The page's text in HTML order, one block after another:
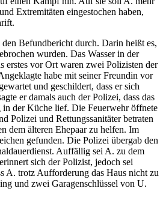
Extremitäten eingestochen haben,
Befundbericht durch. Darin heißt es,
wurden. Das Wasser in der
erstes vor Ort waren zwei Polizisten der
habe mit seiner Freundin vor
und geschildert, dass er sich
er damals auch der Polizei, dass das
in der Küche lief. Die Feuerwehr öffnete
Polizei und Rettungssanitäter betraten
dem älteren Ehepaar zu helfen. Im
gefunden. Die Polizei übergab den
Auffällig sei A. zu dem
sich der Polizist, jedoch sei
A. trotz Aufforderung das Haus nicht zu
und zwei Garagenschlüssel von U.